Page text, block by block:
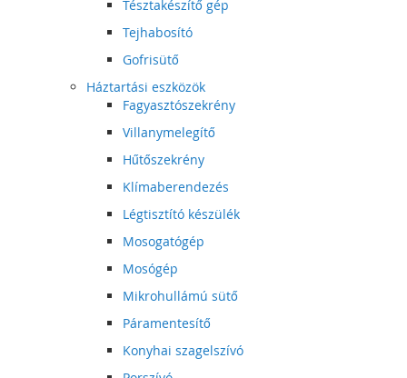
Tésztakészítő gép
Tejhabosító
Gofrisütő
Háztartási eszközök
Fagyasztószekrény
Villanymelegítő
Hűtőszekrény
Klímaberendezés
Légtisztító készülék
Mosogatógép
Mosógép
Mikrohullámú sütő
Páramentesítő
Konyhai szagelszívó